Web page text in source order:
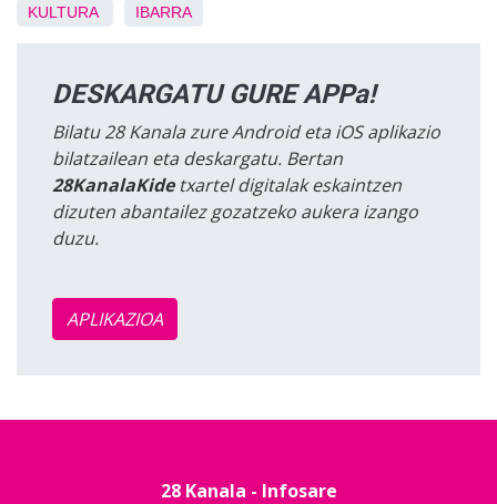
KULTURA IBARRA
DESKARGATU GURE APPa!
Bilatu 28 Kanala zure Android eta iOS aplikazio
bilatzailean eta deskargatu. Bertan
28KanalaKidetxartel digitalak eskaintzen
dizuten abantailez gozatzeko aukera izango
duzu.
APLIKAZIOA
28 Kanala - Infosare